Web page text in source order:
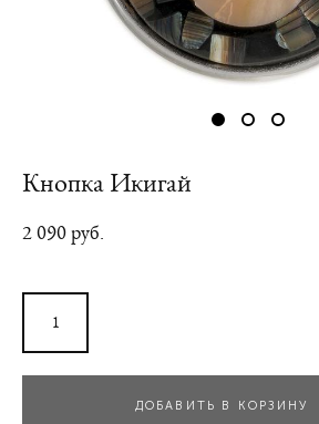
Кнопка Икигай
2 090 pуб.
ДОБАВИТЬ В КОРЗИНУ